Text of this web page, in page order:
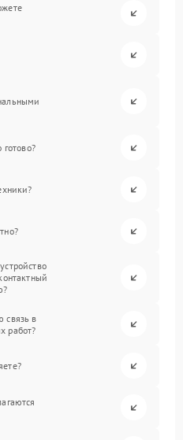
связь в
работ?